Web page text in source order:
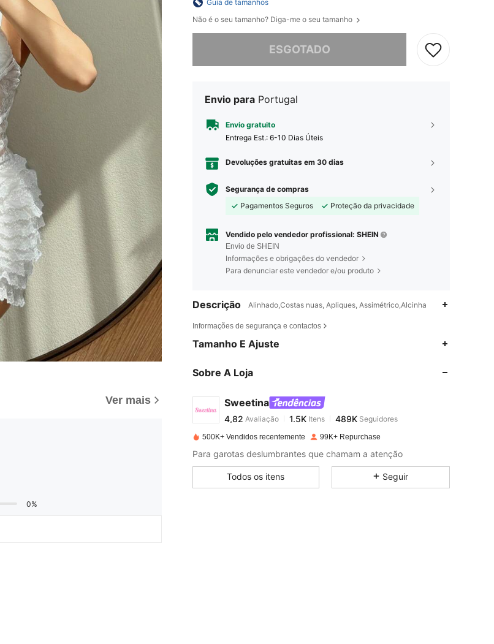
Ver mais
0%
Guia de tamanhos
Não é o seu tamanho? Diga-me o seu tamanho
ESGOTADO
Desculpe, este produto está esgotado.
Envio para Portugal
Envio gratuito
Entrega Est.: 6-10 Dias Úteis
Devoluções gratuitas em 30 dias
Segurança de compras
Pagamentos Seguros
Proteção da privacidade
Vendido pelo vendedor profissional: SHEIN
Envio de SHEIN
Informações e obrigações do vendedor
Para denunciar este vendedor e/ou produto
Descrição Alinhado,Costas nuas, Apliques, Assimétrico,Alcinha
Informações de segurança e contactos
Tamanho E Ajuste
Sobre A Loja
Sweetina
4,82
4,82 Avaliação 1.5KItens
s***7pago1 dia atrás
500K+ Vendidos recentemente 99K+ Repurchase
Para garotas deslumbrantes que chamam a atenção
Todos os itens Seguir